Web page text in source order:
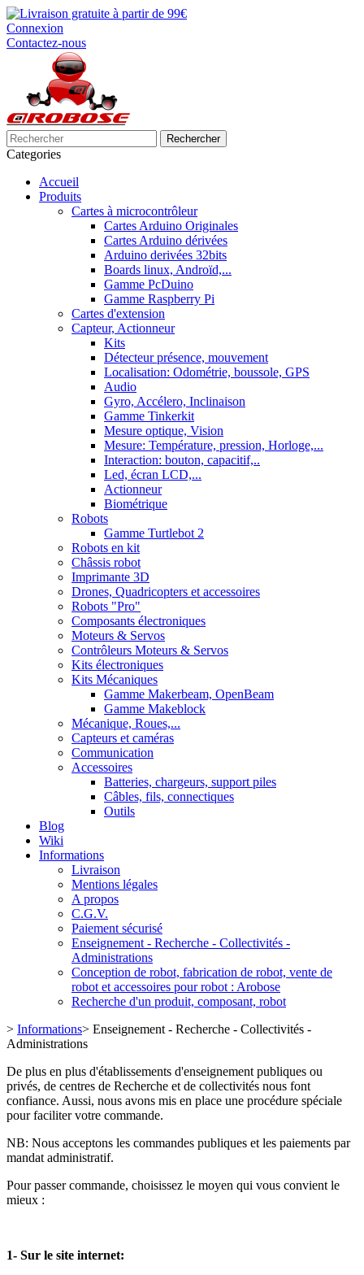
Connexion
Contactez-nous
Rechercher
Categories
Accueil
Produits
Cartes à microcontrôleur
Cartes Arduino Originales
Cartes Arduino dérivées
Arduino derivées 32bits
Boards linux, Androïd,...
Gamme PcDuino
Gamme Raspberry Pi
Cartes d'extension
Capteur, Actionneur
Kits
Détecteur présence, mouvement
Localisation: Odométrie, boussole, GPS
Audio
Gyro, Accélero, Inclinaison
Gamme Tinkerkit
Mesure optique, Vision
Mesure: Température, pression, Horloge,...
Interaction: bouton, capacitif,..
Led, écran LCD,...
Actionneur
Biométrique
Robots
Gamme Turtlebot 2
Robots en kit
Châssis robot
Imprimante 3D
Drones, Quadricopters et accessoires
Robots "Pro"
Composants électroniques
Moteurs & Servos
Contrôleurs Moteurs & Servos
Kits électroniques
Kits Mécaniques
Gamme Makerbeam, OpenBeam
Gamme Makeblock
Mécanique, Roues,...
Capteurs et caméras
Communication
Accessoires
Batteries, chargeurs, support piles
Câbles, fils, connectiques
Outils
Blog
Wiki
Informations
Livraison
Mentions légales
A propos
C.G.V.
Paiement sécurisé
Enseignement - Recherche - Collectivités -
Administrations
Conception de robot, fabrication de robot, vente de
robot et accessoires pour robot : Arobose
Recherche d'un produit, composant, robot
> Informations> Enseignement - Recherche - Collectivités -
Administrations
De plus en plus d'établissements d'enseignement publiques ou
privés, de centres de Recherche et de collectivités nous font
confiance. Aussi, nous avons mis en place une procédure spéciale
pour faciliter votre commande.
NB: Nous acceptons les commandes publiques et les paiements par
mandat administratif.
Pour passer commande, choisissez le moyen qui vous convient le
mieux :
1- Sur le site internet: